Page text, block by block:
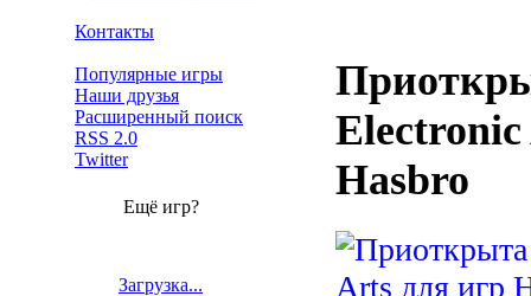
Контакты
Популярные игры
Наши друзья
Расширенный поиск
RSS 2.0
Twitter
Ещё игр?
Загрузка...
Hasbro